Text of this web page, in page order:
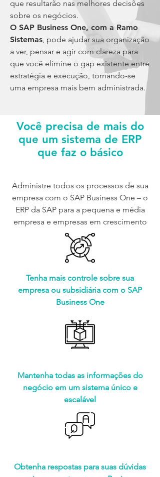
que resultarão nas melhores decisões
sobre os negócios.
O SAP Business One, com a Ramo
Sistemas, pode ajudar sua organização
a ver, pensar e agir com clareza para
que você elimine o gap existente entre
estratégia e execução, tornando-se
uma empresa mais bem administrada.
Você precisa de mais do
que um sistema de ERP
que faz o básico
Administre todos os processos de sua
empresa com o SAP Business One – o
ERP da SAP para a pequena e média
empresa e empresas em crescimento
Tenha mais controle sobre sua
empresa ou subsidiária com o SAP
Business One
Mantenha todas as informações do
negócio em um sistema único e
escalável
Obtenha respostas para suas dúvidas